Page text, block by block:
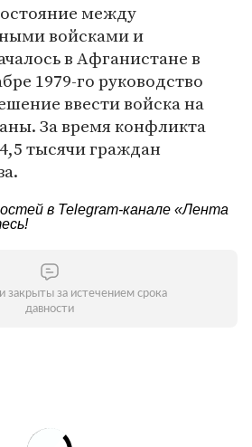
между
войсками и
в Афганистане в
1979-го руководство
ввести войска на
За время конфликта
тысячи граждан
в Telegram-канале «Лента
закрыты за истечением срока
давности